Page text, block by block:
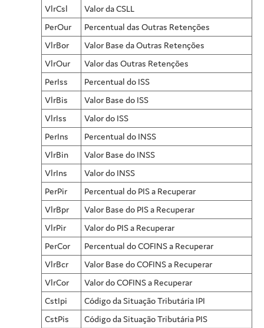
VlrCsl
Valor da CSLL
PerOur
Percentual das Outras Retenções
VlrBor
Valor Base da Outras Retenções
VlrOur
Valor das Outras Retenções
PerIss
Percentual do ISS
VlrBis
Valor Base do ISS
VlrIss
Valor do ISS
PerIns
Percentual do INSS
VlrBin
Valor Base do INSS
VlrIns
Valor do INSS
PerPir
Percentual do PIS a Recuperar
VlrBpr
Valor Base do PIS a Recuperar
VlrPir
Valor do PIS a Recuperar
PerCor
Percentual do COFINS a Recuperar
VlrBcr
Valor Base do COFINS a Recuperar
VlrCor
Valor do COFINS a Recuperar
CstIpi
Código da Situação Tributária IPI
CstPis
Código da Situação Tributária PIS